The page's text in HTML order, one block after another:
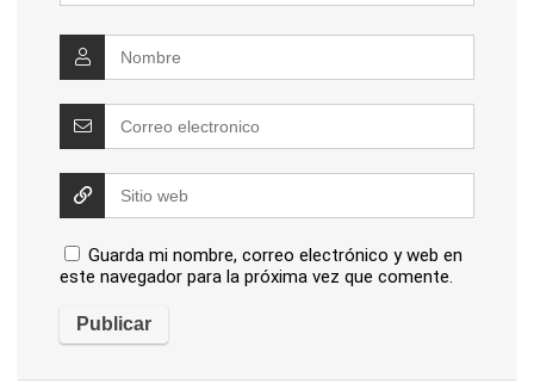
Guarda mi nombre, correo electrónico y web en
este navegador para la próxima vez que comente.